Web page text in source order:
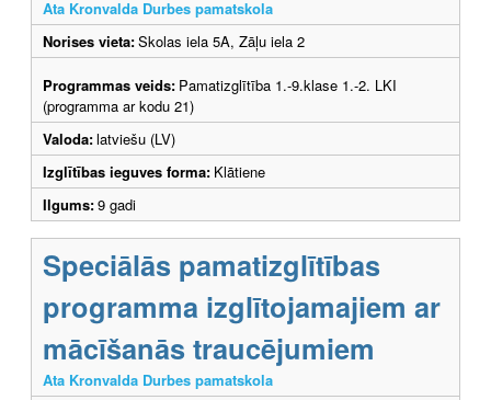
Ata Kronvalda Durbes pamatskola
Norises vieta:Skolas iela 5A, Zāļu iela 2
Programmas veids: Pamatizglītība 1.-9.klase 1.-2. LKI
(programma ar kodu 21)
Valoda:latviešu (LV)
Izglītības ieguves forma: Klātiene
Ilgums:9 gadi
Speciālās pamatizglītības
programma izglītojamajiem ar
mācīšanās traucējumiem
Ata Kronvalda Durbes pamatskola